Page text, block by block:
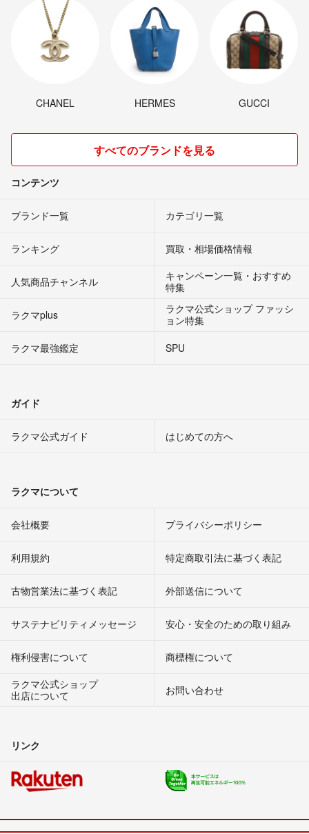
CHANEL HERMES GUCCI
すべてのブランドを見る
コンテンツ
ブランド一覧 カテゴリ一覧
ランキング 買取・相場価格情報
人気商品チャンネル
キャンペーン一覧・おすすめ
特集
ラクマplus
ラクマ公式ショップ ファッシ
ョン特集
ラクマ最強鑑定
SPU
ガイド
ラクマ公式ガイド はじめての方へ
ラクマについて
会社概要 プライバシーポリシー
利用規約 特定商取引法に基づく表記
古物営業法に基づく表記 外部送信について
サステナビリティメッセージ 安心・安全のための取り組み
権利侵害について
商標権について
ラクマ公式ショップ
出店について
お問い合わせ
リンク